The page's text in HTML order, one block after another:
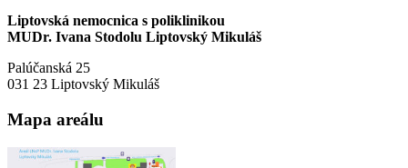
Liptovská nemocnica s poliklinikou
MUDr. Ivana Stodolu Liptovský Mikuláš
Palúčanská 25
031 23 Liptovský Mikuláš
Mapa areálu